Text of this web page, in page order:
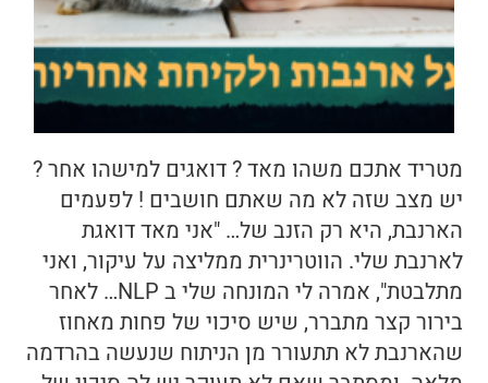
מטריד אתכם משהו מאד ? דואגים למישהו אחר ?
יש מצב שזה לא מה שאתם חושבים ! לפעמים
הארנבת, היא רק הזנב של… "אני מאד דואגת
לארנבת שלי. הווטרינרית ממליצה על עיקור, ואני
מתלבטת", אמרה לי המונחה שלי ב NLP… לאחר
בירור קצר מתברר, שיש סיכוי של פחות מאחוז
שהארנבת לא תתעורר מן הניתוח שנעשה בהרדמה